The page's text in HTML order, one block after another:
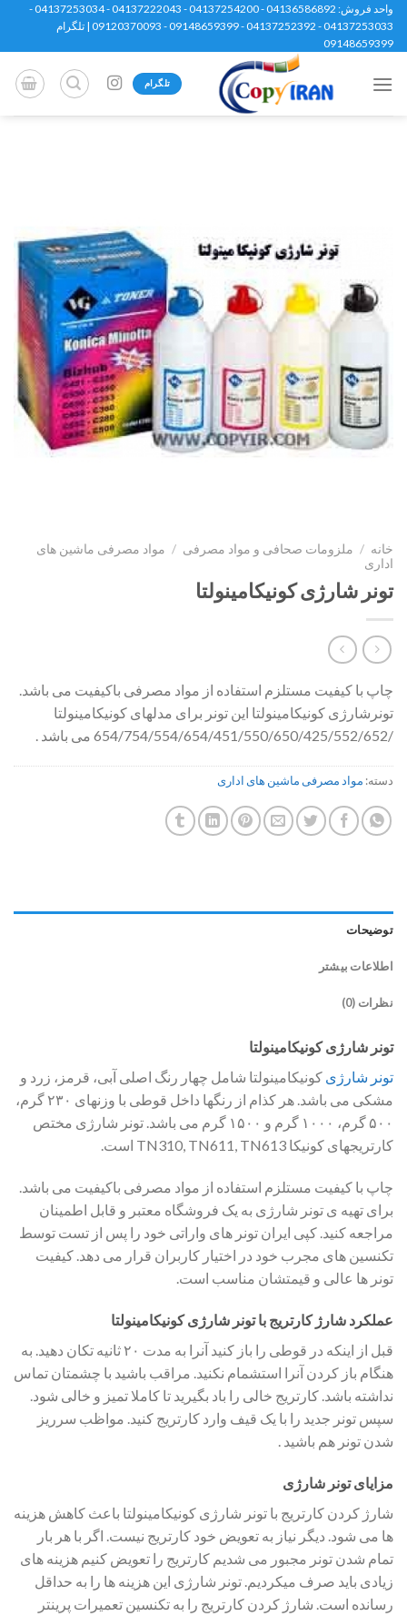
Skip
content
واحد فروش: 04136586892 - 04137254200 - 04137222043 - 04137253034 -
04137253033 - 04137252392 - 09148659399 - 09120370093 | تلگرام
09148659399
تلگرام
خانه / ملزومات صحافی و مواد مصرفی / مواد مصرفی ماشین های
اداری
تونر شارژی کونیکامینولتا
چاپ با کیفیت مستلزم استفاده از مواد مصرفی باکیفیت می باشد.
تونرشارژی کونیکامینولتا این تونر برای مدلهای کونیکامینولتا
/654/754/554/654/451/550/650/425/552/652 می باشد .
دسته: مواد مصرفی ماشین های اداری
توضیحات
اطلاعات بیشتر
نظرات (0)
تونر شارژی کونیکامینولتا
تونر شارژی کونیکامینولتا شامل چهار رنگ اصلی آبی، قرمز، زرد و
مشکی می باشد. هر کذام از رنگها داخل قوطی با وزنهای ۲۳۰ گرم،
۵۰۰ گرم، ۱۰۰۰ گرم و ۱۵۰۰ گرم می باشد. تونر شارژی مختص
کارتریجهای کونیکا TN310, TN611, TN613 است.
چاپ با کیفیت مستلزم استفاده از مواد مصرفی باکیفیت می باشد.
برای تهیه ی تونر شارژی به یک فروشگاه معتبر و قابل اطمینان
مراجعه کنید. کپی ایران تونر های واراتی خود را پس از تست توسط
تکنسین های مجرب خود در اختیار کاربران قرار می دهد. کیفیت
تونر ها عالی و قیمتشان مناسب است.
عملکرد شارژ کارتریج با تونر شارژی کونیکامینولتا
قبل از اینکه در قوطی را باز کنید آنرا به مدت ۲۰ ثانیه تکان دهید. به
هنگام باز کردن آنرا استشمام نکنید. مراقب باشید با چشمتان تماس
نداشته باشد. کارتریج خالی را باد بگیرید تا کاملا تمیز و خالی شود.
سپس تونر جدید را با یک قیف وارد کارتریج کنید. مواظب سرریز
شدن تونر هم باشید .
مزایای تونر شارژی
شارژ کردن کارتریج با تونر شارژی کونیکامینولتا باعث کاهش هزینه
ها می شود. دیگر نیاز به تعویض خود کارتریج نیست. اگر با هر بار
تمام شدن تونر مجبور می شدیم کارتریج را تعویض کنیم هزینه های
زیادی باید صرف میکردیم. تونر شارژی این هزینه ها را به حداقل
رسانده است. شارژ کردن کارتریج را به تکنسین تعمیرات پرینتر